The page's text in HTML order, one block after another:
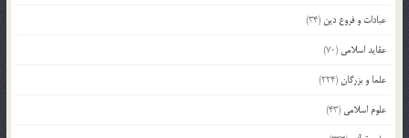
عبادات و فروع دین (34)
عقاید اسلامی (70)
علما و بزرگان(224)
علوم اسلامی (43)